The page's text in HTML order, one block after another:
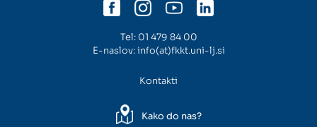
Tel: 01 479 84 00
E-naslov:info(at)fkkt.uni-lj.si
Kontakti
Kako do nas?